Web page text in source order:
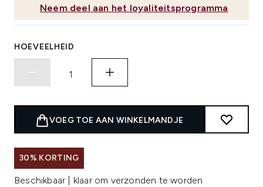
Neem deel aan het loyaliteitsprogramma
HOEVEELHEID
VOEG TOE AAN WINKELMANDJE
30% KORTING
Beschikbaar | klaar om verzonden te worden